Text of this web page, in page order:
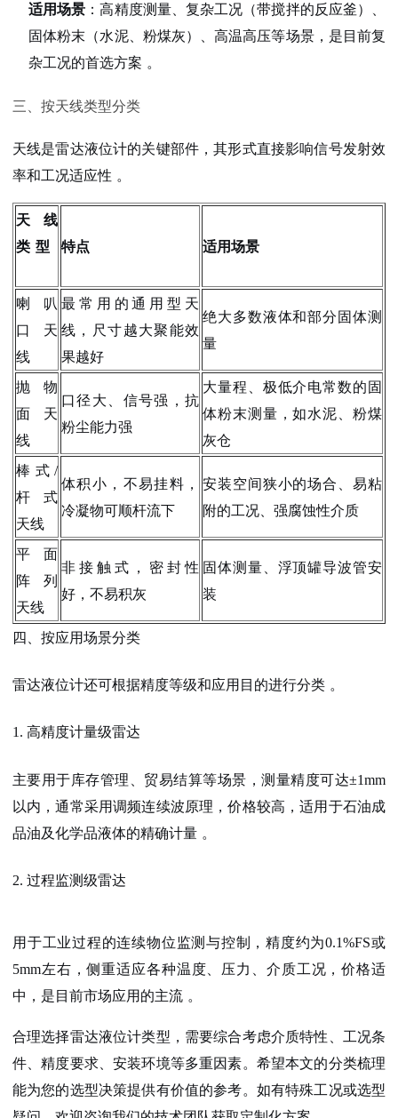
适用场景 ：高精度测量、复杂工况（带搅拌的反应釜）、
固体粉末（水泥、粉煤灰）、高温高压等场景，是目前复
杂工况的首选方案 。
三、按天线类型分类
天线是雷达液位计的关键部件，其形式直接影响信号发射效
率和工况适应性 。
天线
类型
特点 适用场景
喇叭
口天
线
最常用的通用型天
线，尺寸越大聚能效
果越好
绝大多数液体和部分固体测
量
抛物
面天
线
口径大、信号强，抗
粉尘能力强
大量程、极低介电常数的固
体粉末测量，如水泥、粉煤
灰仓
棒式/
杆式
天线
体积小，不易挂料，
冷凝物可顺杆流下
安装空间狭小的场合、易粘
附的工况、强腐蚀性介质
平面
阵列
天线
非接触式，密封性
好，不易积灰
固体测量、浮顶罐导波管安
装
四、按应用场景分类
雷达液位计还可根据精度等级和应用目的进行分类 。
1. 高精度计量级雷达
主要用于库存管理、贸易结算等场景，测量精度可达±1mm
以内，通常采用调频连续波原理，价格较高，适用于石油成
品油及化学品液体的精确计量 。
2. 过程监测级雷达
用于工业过程的连续物位监测与控制，精度约为0.1%FS或
5mm左右，侧重适应各种温度、压力、介质工况，价格适
中，是目前市场应用的主流 。
合理选择雷达液位计类型，需要综合考虑介质特性、工况条
件、精度要求、安装环境等多重因素。希望本文的分类梳理
能为您的选型决策提供有价值的参考。如有特殊工况或选型